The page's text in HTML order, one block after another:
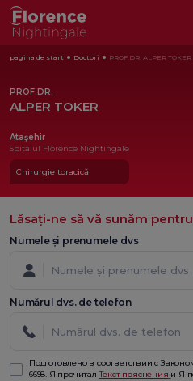
pagina de start Doctori PROF.DR. ALPER TOKER
PROF.DR.
ALPER TOKER
Ataşehir
Spitalul Florence Nightingale
Chirurgie toracică
Lăsați-ne să vă sunăm
Numele și prenumele dvs
Numărul dvs. de telefon
Подготовлено в соответствии с
6698. Я прочиталТекст пояснения и Я